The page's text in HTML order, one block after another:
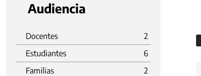
Audiencia
Docentes
2
Estudiantes
6
Familias
2